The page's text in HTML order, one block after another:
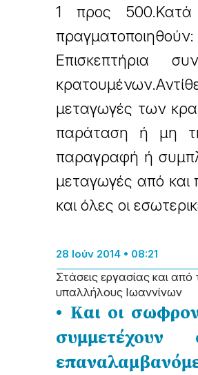
1 προς
Επισκεπτήρια
μεταγωγές των
παράταση ή μη
παραγραφή ή
μεταγωγές από και
και όλες οι
28 Ιούν 2014 • 08:21
Στάσεις εργασίας και
υπαλλήλους Ιωαννίνων
• Και οι
συμμετέχουν